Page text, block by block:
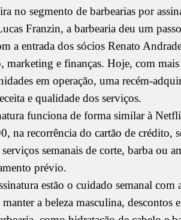
no segmento de barbearias por
Franzin, a barbearia deu um
a entrada dos sócios Renato
marketing e finanças. Hoje, com
em operação, uma recém-
e qualidade dos serviços.
funciona de forma similar à
na recorrência do cartão de crédito,
semanais de corte, barba ou
prévio.
estão o cuidado semanal com
a beleza masculina, descontos